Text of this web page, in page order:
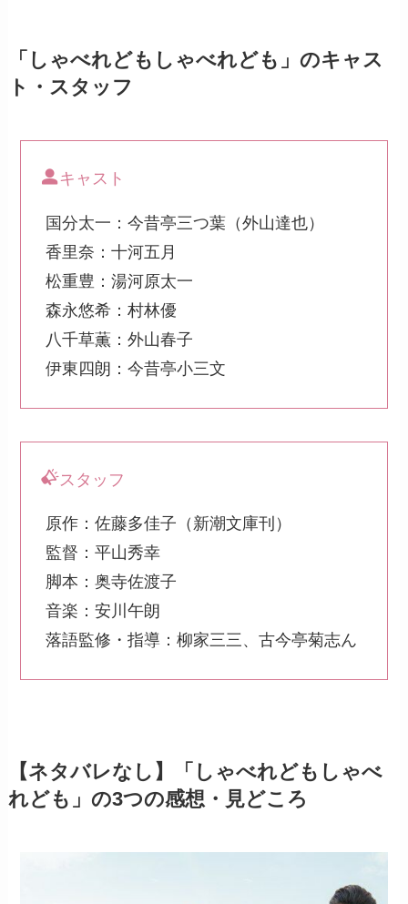
「しゃべれどもしゃべれども」のキャス
ト・スタッフ
キャスト
国分太一：今昔亭三つ葉（外山達也）
香里奈：十河五月
松重豊：湯河原太一
森永悠希：村林優
八千草薫：外山春子
伊東四朗：今昔亭小三文
スタッフ
原作：佐藤多佳子（新潮文庫刊）
監督：平山秀幸
脚本：奥寺佐渡子
音楽：安川午朗
落語監修・指導：柳家三三、古今亭菊志ん
【ネタバレなし】「しゃべれどもしゃべ
れども」の3つの感想・見どころ